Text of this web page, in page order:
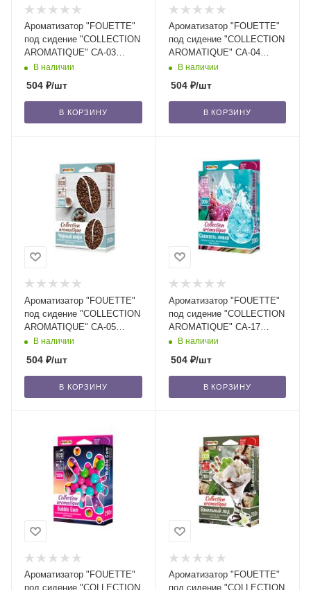
Ароматизатор "FOUETTE"
под сидение "COLLECTION
AROMATIQUE" CA-03
арбуз, 200 мл /40
В наличии
504 ₽/шт
В КОРЗИНУ
Ароматизатор "FOUETTE"
под сидение "COLLECTION
AROMATIQUE" CA-04
вишня сладкая, 200 мл /40
В наличии
504₽/шт
В КОРЗИНУ
Ароматизатор "FOUETTE"
под сидение "COLLECTION
AROMATIQUE" CA-05
черный кофе, 200 мл /40
В наличии
504 ₽/шт
В КОРЗИНУ
Ароматизатор "FOUETTE"
под сидение "COLLECTION
AROMATIQUE" CA-17
свежесть ливня, 200 мл /40
В наличии
504₽/шт
В КОРЗИНУ
Ароматизатор "FOUETTE"
под сидение "COLLECTION
Ароматизатор "FOUETTE"
под сидение "COLLECTION